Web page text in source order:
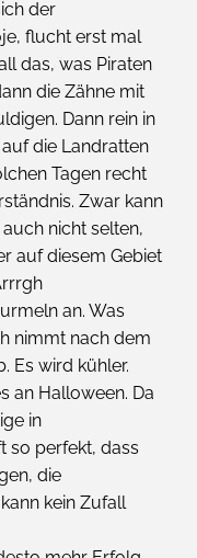
der
flucht erst mal
das, was Piraten
die Zähne mit
Dann rein in
die Landratten
Tagen recht
Zwar kann
nicht selten,
auf diesem Gebiet
an. Was
nimmt nach dem
Es wird kühler.
an Halloween. Da
in
so perfekt, dass
die
kein Zufall